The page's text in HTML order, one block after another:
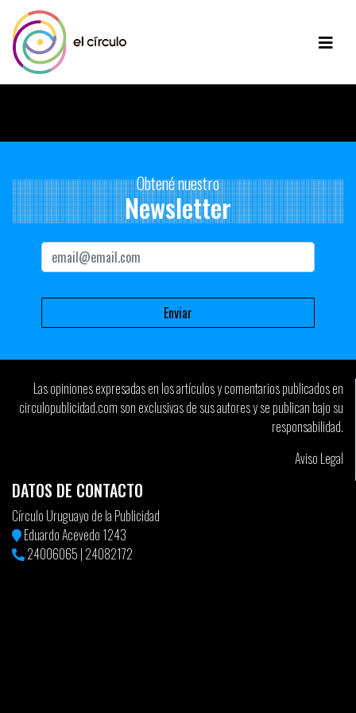
Obtené nuestro
Newsletter
Las opiniones expresadas en los artículos y comentarios publicados en
circulopublicidad.com son exclusivas de sus autores y se publican bajo su
responsabilidad.
Aviso Legal
DATOS DE CONTACTO
Círculo Uruguayo de la Publicidad
Eduardo Acevedo 1243
24006065 | 24082172